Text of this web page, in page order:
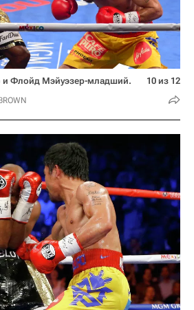
и Флойд Мэйуэзер-младший. 10 из 12